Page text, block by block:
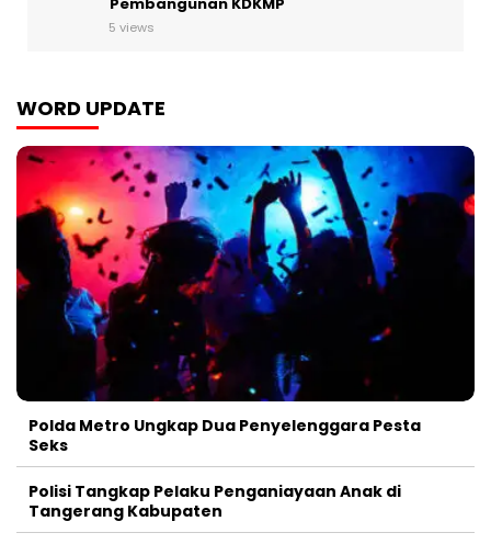
Pembangunan KDKMP
5 views
WORD UPDATE
Polda Metro Ungkap Dua Penyelenggara Pesta
Seks
Polisi Tangkap Pelaku Penganiayaan Anak di
Tangerang Kabupaten